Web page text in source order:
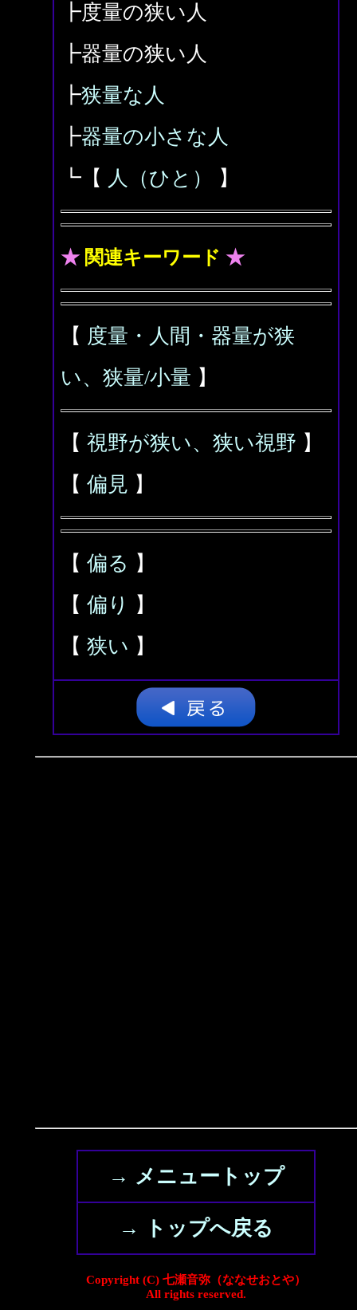
┣度量の狭い人
┣器量の狭い人
┣狭量な人
┣器量の小さな人
┗【 人（ひと） 】
★ 関連キーワード ★
【 度量・人間・器量が狭
い、狭量/小量 】
【 視野が狭い、狭い視野 】
【 偏見 】
【 偏る 】
【 偏り
】
【 狭い 】
→ メニュートップ
→ トップへ戻る
Copyright (C) 七瀬音弥（ななせおとや）
All rights reserved.